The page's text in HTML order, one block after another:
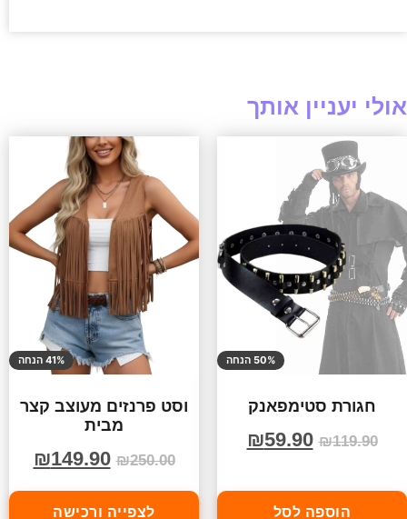
אולי יעניין אותך
50% הנחה
חגורת סטימפאנק
₪119.90
₪59.90
הוספה לסל
41% הנחה
וסט פרנזים מעוצב קצר
מבית
₪250.00
₪149.90
לצפייה ורכישה